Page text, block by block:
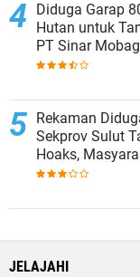
Diduga Garap
Hutan untuk
PT Sinar
Aparat
Rekaman
Sekprov Sulut
Hoaks,
Percaya
JELAJAHI